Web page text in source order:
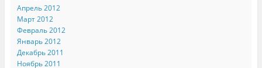
Апрель 2012
Март 2012
Февраль 2012
Январь 2012
Декабрь 2011
Ноябрь 2011